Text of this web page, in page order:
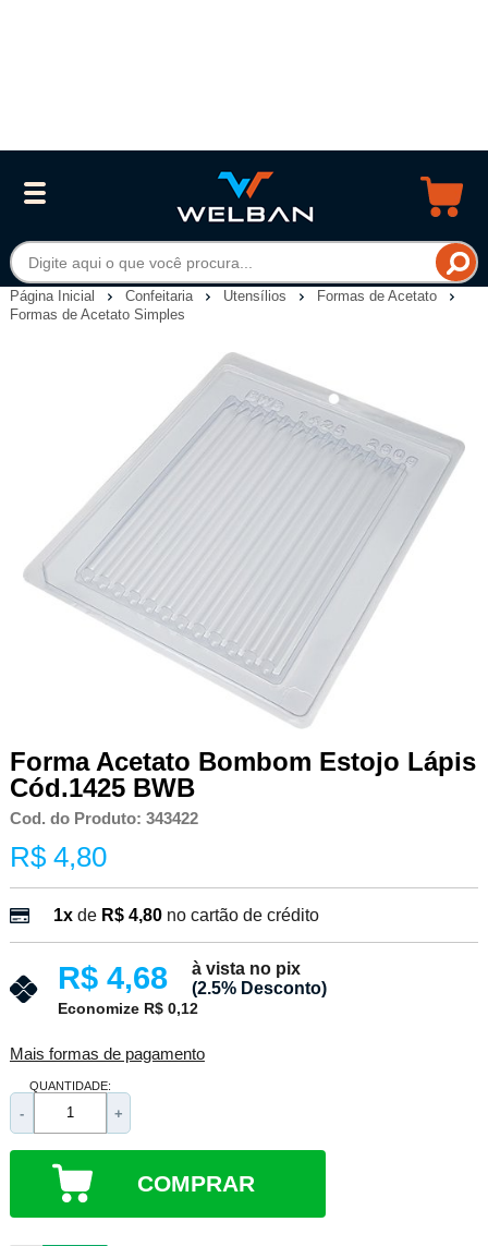
Página Inicial Confeitaria Utensílios
Formas de Acetato
Formas de Acetato Simples
Forma Acetato Bombom Estojo Lápis
Cód.1425 BWB
Cod. do Produto: 343422
R$ 4,80
1xde R$ 4,80 no cartão de crédito
R$ 4,68
à vista no pix
(2.5% Desconto)
Economize R$ 0,12
Mais formas de pagamento
QUANTIDADE:
- +
COMPRAR